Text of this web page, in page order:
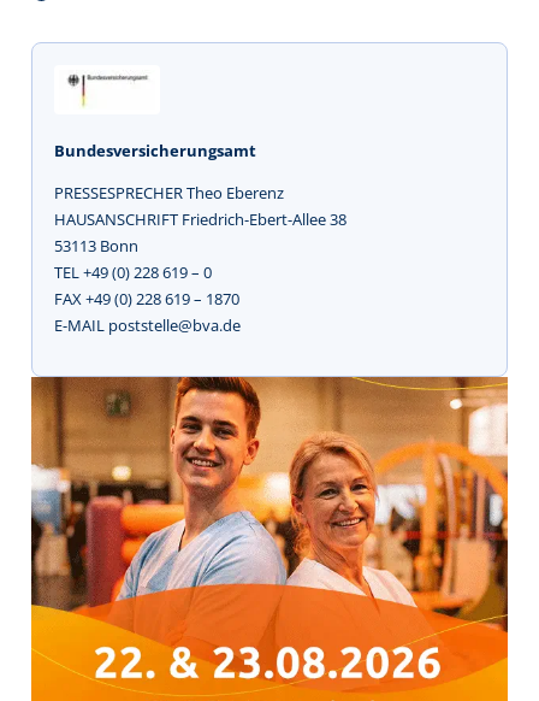
Bundesversicherungsamt
PRESSESPRECHER Theo Eberenz
HAUSANSCHRIFT Friedrich-Ebert-Allee 38
53113 Bonn
TEL +49 (0) 228 619 – 0
FAX +49 (0) 228 619 – 1870
E-MAIL poststelle@bva.de